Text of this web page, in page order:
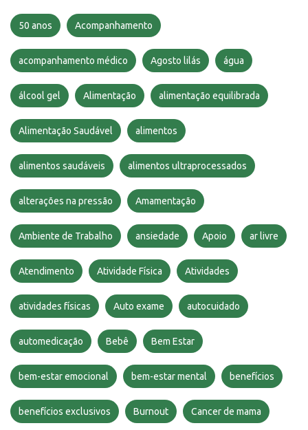
50 anos Acompanhamento
acompanhamento médico Agosto lilás água
álcool gel Alimentação alimentação equilibrada
Alimentação Saudável alimentos
alimentos saudáveis alimentos ultraprocessados
alterações na pressão Amamentação
Ambiente de Trabalho ansiedade Apoio ar livre
Atendimento Atividade Física Atividades
atividades físicas Auto exame autocuidado
automedicação Bebê Bem Estar
bem-estar emocional bem-estar mental benefícios
benefícios exclusivos Burnout Cancer de mama